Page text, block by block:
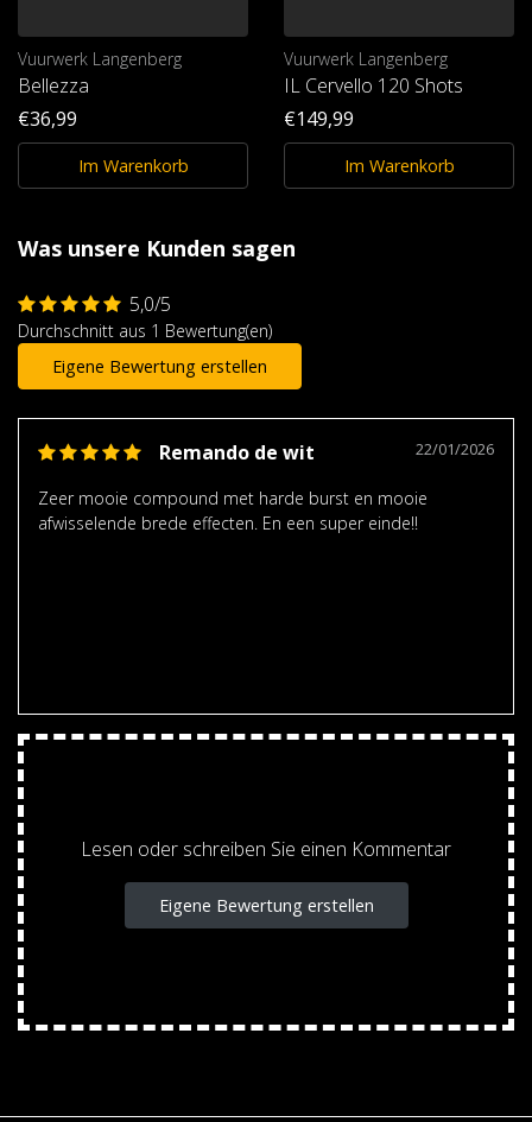
Vuurwerk Langenberg
Bellezza
€36,99
Im Warenkorb
Vuurwerk Langenberg
IL Cervello 120 Shots
€149,99
Im Warenkorb
Was unsere Kunden sagen
5,0/5
Durchschnitt aus 1 Bewertung(en)
Eigene Bewertung erstellen
Remando de wit 22/01/2026
Zeer mooie compound met harde burst en mooie
afwisselende brede effecten. En een super einde!!
Lesen oder schreiben Sie einen Kommentar
Eigene Bewertung erstellen